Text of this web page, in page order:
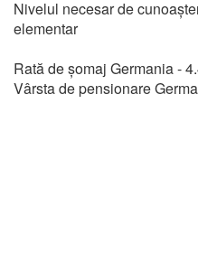
Nivelul necesar de
elementar
Rată de șomaj Germania -
Vârsta de pensionare